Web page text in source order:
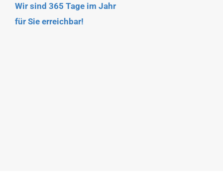
Wir sind 365 Tage im Jahr
für Sie erreichbar!